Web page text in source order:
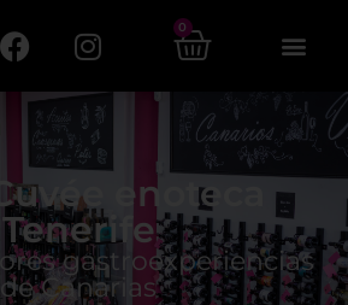
0
enoteca
Tenerife
gastroexperiencias
de Canarias